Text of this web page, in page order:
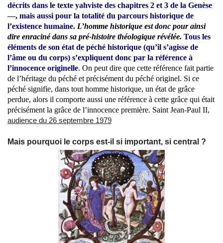
décrits dans le texte yahviste des chapitres 2 et 3 de la Genèse
—, mais aussi pour la totalité du parcours historique de
l’existence humaine. L’homme historique est donc pour ainsi
dire enraciné dans sa pré-histoire théologique révélée. Tous les
éléments de son état de péché historique (qu’il s’agisse de
l’âme ou du corps) s’expliquent donc par la référence à
l’innocence originelle. On peut dire que cette référence fait partie
de l’héritage du péché et précisément du péché originel. Si ce
péché signifie, dans tout homme historique, un état de grâce
perdue, alors il comporte aussi une référence à cette grâce qui était
précisément la grâce de l’innocence première. Saint Jean-Paul II,
audience du 26 septembre 1979
Mais pourquoi le corps est-il si important, si central ?